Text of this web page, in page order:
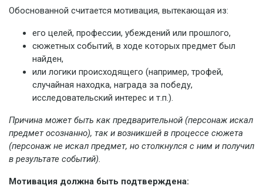
Обоснованной считается мотивация, вытекающая из:
его целей, профессии, убеждений или прошлого,
сюжетных событий, в ходе которых предмет был
найден,
или логики происходящего (например, трофей,
случайная находка, награда за победу,
исследовательский интерес и т.п.).
Причина может быть как предварительной (персонаж искал
предмет осознанно), так и возникшей в процессе сюжета
(персонаж не искал предмет, но столкнулся с ним и получил
в результате событий).
Мотивация должна быть подтверждена: